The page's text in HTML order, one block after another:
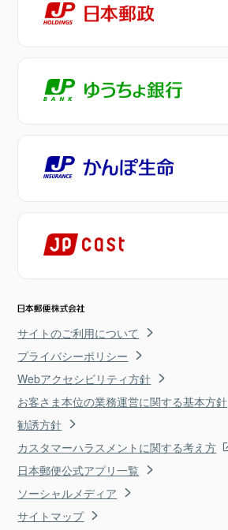
サイトのご利用について
プライバシーポリシー
Webアクセシビリティ方針
お客さま本位の業務運営に関する基本方針
勧誘方針
カスタマーハラスメントに関する考え方
日本郵便公式アプリ一覧
ソーシャルメディア
サイトマップ